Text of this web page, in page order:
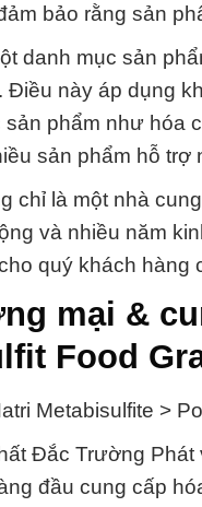
bảo rằng sản
danh mục sản
Điều này áp dụng
sản phẩm như hóa
sản phẩm hỗ trợ
chỉ là một nhà
và nhiều năm
quý khách hàng
mại &
Food
Metabisulfite >
Đắc Trường
đầu cung cấp